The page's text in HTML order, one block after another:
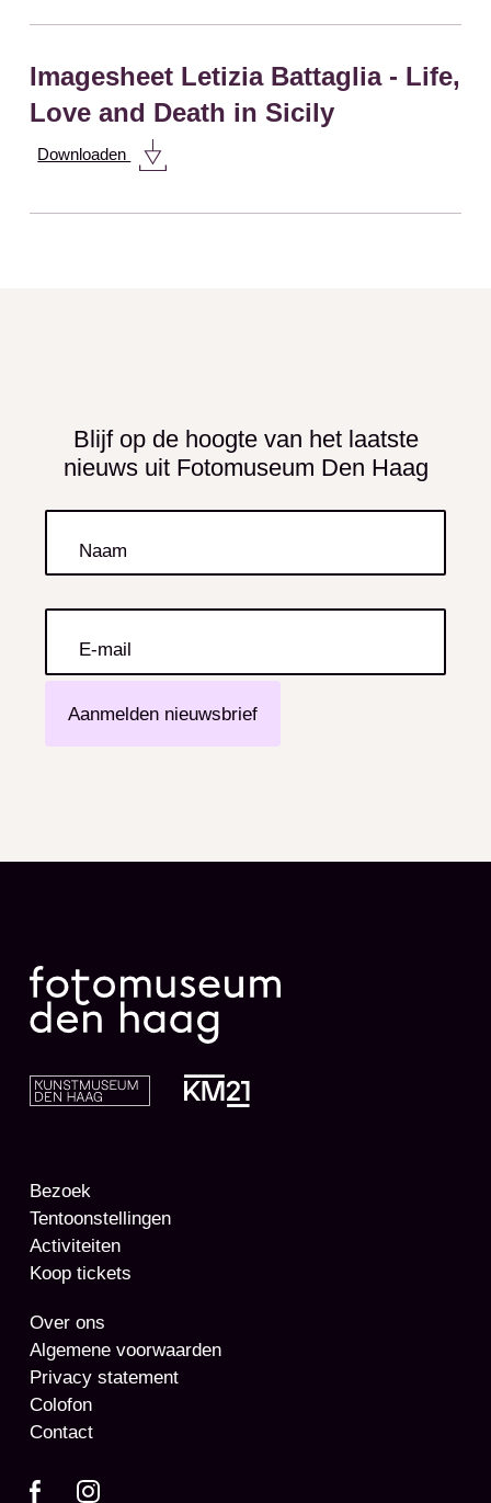
Imagesheet Letizia Battaglia - Life,
Love and Death in Sicily
Downloaden
Blijf op de hoogte van het laatste
nieuws uit Fotomuseum Den Haag
Naam
E-mail
Aanmelden nieuwsbrief
Bezoek
Tentoonstellingen
Activiteiten
Koop tickets
Over ons
Algemene voorwaarden
Privacy statement
Colofon
Contact